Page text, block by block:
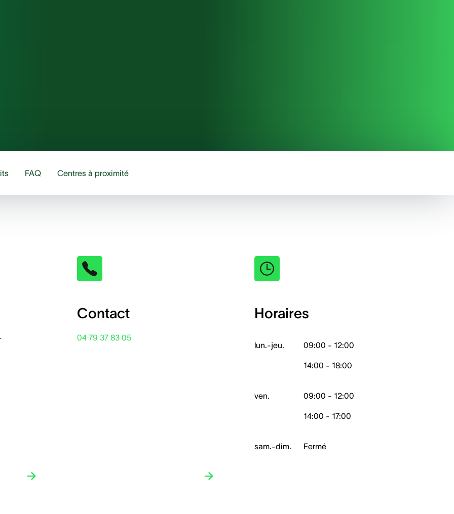
FAQ Centres à proximité
Contact
04 79 37 83 05
Horaires
lun.-jeu. 09:00 - 12:00
14:00 - 18:00
ven. 09:00 - 12:00
14:00 - 17:00
sam.-dim. Fermé